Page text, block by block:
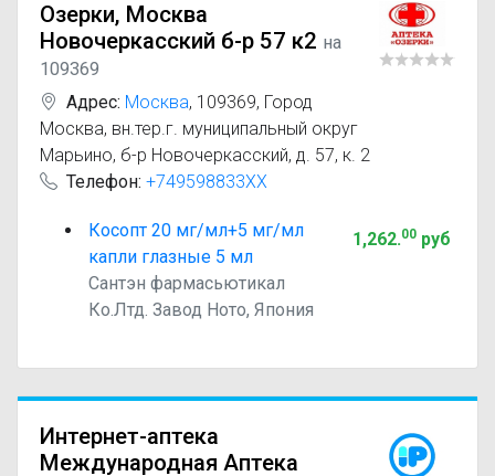
Озерки, Москва
Новочеркасский б-р 57 к2 на
109369
Адрес: Москва, 109369, Город
Москва, вн.тер.г. муниципальный округ
Марьино, б-р Новочеркасский, д. 57, к. 2
Телефон: +749598833XX
Косопт 20 мг/мл+5 мг/мл
капли глазные 5 мл
Сантэн фармасьютикал
Ко.Лтд. Завод Ното, Япония
1,262.00руб
Интернет-аптека
Международная Аптека